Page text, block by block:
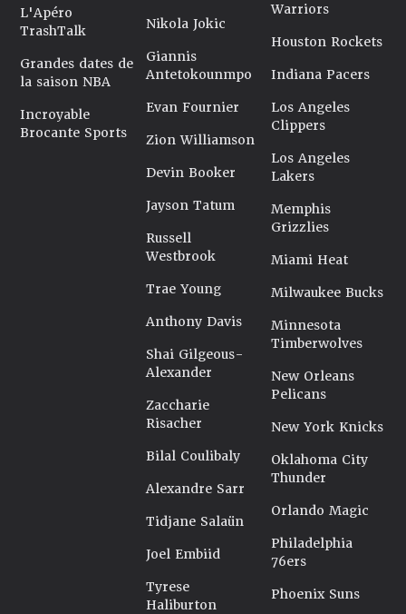
L'Apéro
TrashTalk
Grandes dates de
la saison NBA
Incroyable
Brocante Sports
Nikola Jokic
Giannis
Antetokounmpo
Evan Fournier
Zion Williamson
Devin Booker
Jayson Tatum
Russell
Westbrook
Trae Young
Anthony Davis
Shai Gilgeous-
Alexander
Zaccharie
Risacher
Bilal Coulibaly
Alexandre Sarr
Tidjane Salaün
Joel Embiid
Tyrese
Haliburton
Warriors
Houston Rockets
Indiana Pacers
Los Angeles
Clippers
Los Angeles
Lakers
Memphis
Grizzlies
Miami Heat
Milwaukee Bucks
Minnesota
Timberwolves
New Orleans
Pelicans
New York Knicks
Oklahoma City
Thunder
Orlando Magic
Philadelphia
76ers
Phoenix Suns